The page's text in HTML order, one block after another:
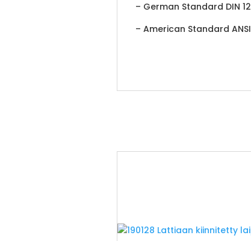
– German Standard DIN
– American Standard